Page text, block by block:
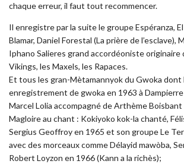
chaque erreur, il faut tout recommencer.
Il enregistre par la suite le groupe Espéranza,
Blamar, Daniel Forestal (La prière de l’esclave),
Iphano Salieres grand accordéoniste originaire
Vikings, les Maxels, les Rapaces.
Et tous les gran-Mètamannyok du Gwoka dont
enregistrement de gwoka en 1963 à
Marcel Lolia accompagné de Arthème
Magloire au chant : Kokiyoko kok-la chanté,
Sergius Geoffroy en 1965 et son groupe Le
avec des morceaux comme Délayid mawòba,
Robert Loyzon en 1966 (Kann a la richès);